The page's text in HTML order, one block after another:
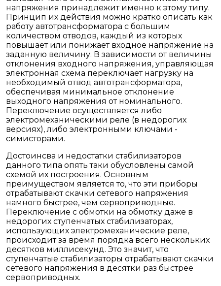
напряжения принадлежит именно к этому типу.
Принцип их действия можно кратко описать как
работу автотрансформатора с большим
количеством отводов, каждый из которых
повышает или понижает входное напряжение на
заданную величину. В зависимости от величины
отклонения входного напряжения, управляющая
электронная схема переключает нагрузку на
необходимый отвод автотрансформатора,
обеспечивая минимальное отклонение
выходного напряжения от номинального.
Переключение осуществляется либо
электромеханическими реле (в недорогих
версиях), либо электронными ключами -
симисторами.
Достоинсва и недостатки стабилизаторов
данного типа опять таки обусловлены самой
схемой их построения. Основным
преимуществом является то, что эти приборы
отрабатывают скачки сетевого напряжения
намного быстрее, чем сервоприводные.
Переключение с обмотки на обмотку даже в
недорогих ступенчатых стабилизаторах,
использующих электромеханические реле,
происходит за время порядка всего нескольких
десятков миллисекунд. Это значит, что
ступенчатые стабилизаторы отрабатывают скачки
сетевого напряжения в десятки раз быстрее
сервоприводных.